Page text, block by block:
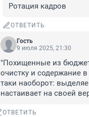
Ротация кадров
ОТВЕТИТЬ
Гость
9 июля 2025, 21:30
"Похищенные из
очистку и содержание
таки наоборот:
настаивает на своей
ОТВЕТИТЬ